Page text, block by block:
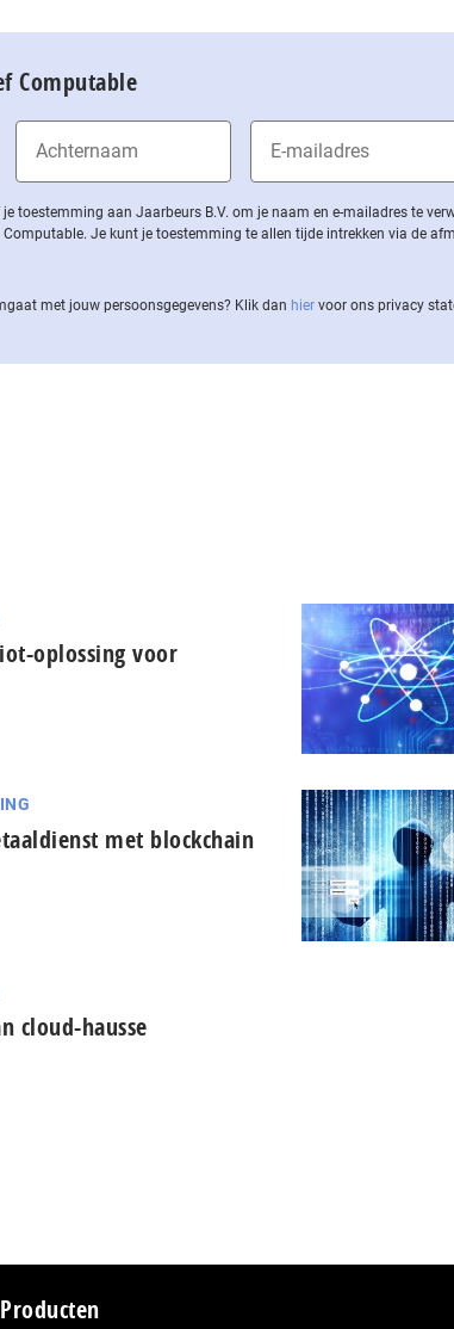
Computable
toestemming aan Jaarbeurs B.V. om je naam en e-mailadres te
Je kunt je toestemming te allen tijde intrekken via de
met jouw per­soons­ge­ge­vens? Klik dan hier voor ons privacy
oplossing voor
met blockchain
cloud-hausse
Producten